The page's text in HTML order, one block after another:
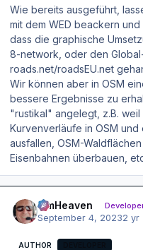
Wie bereits ausgeführt,
mit dem WED beackern
dass die graphische
8-network, oder den
roads.net/roadsEU.net
Wir können aber in OSM
bessere Ergebnisse zu
"rustikal" angelegt, z.B.
Kurvenverläufe in OSM
ausfallen, OSM-
Eisenbahnen überbauen,
simHeaven
September 4, 20232 yr
AUTHOR